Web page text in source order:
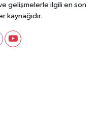
gelişmelerle ilgili en son
kaynağıdır.